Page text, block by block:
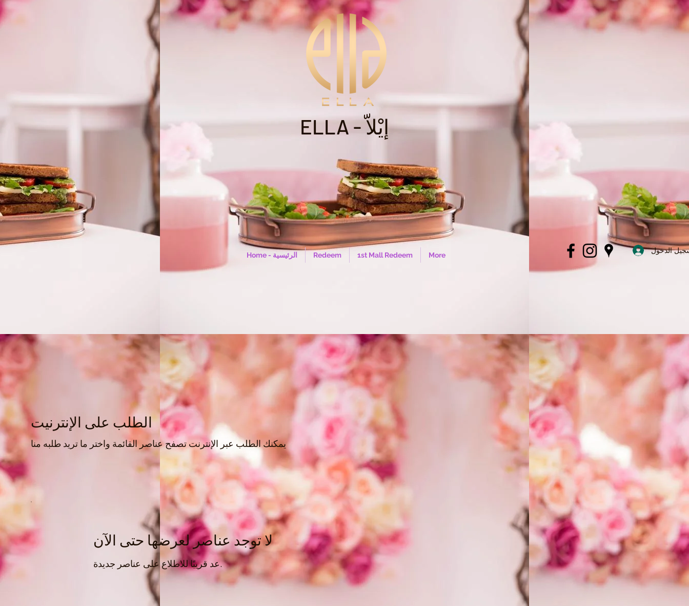
ELLA - إيْلاّ
Home - الرئيسية Redeem 1st Mall Redeem More
الدخول
الطلب على الإنترنيت
يمكنك الطلب عبر الإنترنت تصفح عناصر القائمة واختر ما تريد طلبه منا
لا توجد عناصر لعرضها حتى الآن
عد قريبًا للاطلاع على عناصر جديدة.